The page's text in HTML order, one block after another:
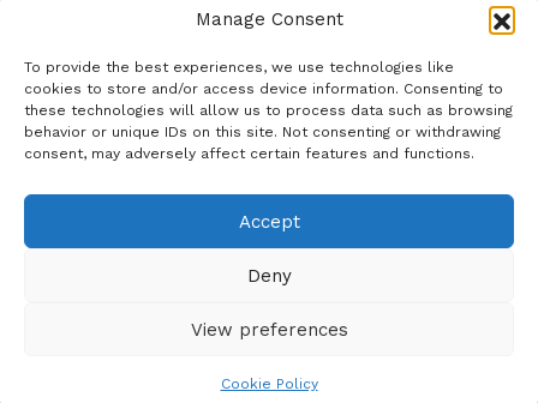
Manage Consent
To provide the best experiences, we use technologies like
cookies to store and/or access device information. Consenting to
these technologies will allow us to process data such as browsing
behavior or unique IDs on this site. Not consenting or withdrawing
consent, may adversely affect certain features and functions.
Accept
Deny
View preferences
Cookie Policy
Korduma kippuvad küsimused
Kust osta?
Küpsiste poliitika
Copyright © Latakko 2024